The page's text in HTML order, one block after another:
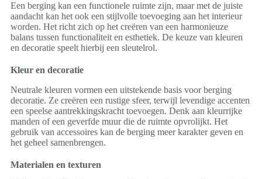
Een berging kan een functionele ruimte zijn, maar met de juiste
aandacht kan het ook een stijlvolle toevoeging aan het interieur
worden. Het richt zich op het creëren van een harmonieuze
balans tussen functionaliteit en esthetiek. De keuze van kleuren
en decoratie speelt hierbij een sleutelrol.
Kleur en decoratie
Neutrale kleuren vormen een uitstekende basis voor berging
decoratie. Ze creëren een rustige sfeer, terwijl levendige accenten
een speelse aantrekkingskracht toevoegen. Denk aan kleurrijke
manden of een geverfde muur die de ruimte opvrolijkt. Het
gebruik van accessoires kan de berging meer karakter geven en
het geheel samenbrengen.
Materialen en texturen